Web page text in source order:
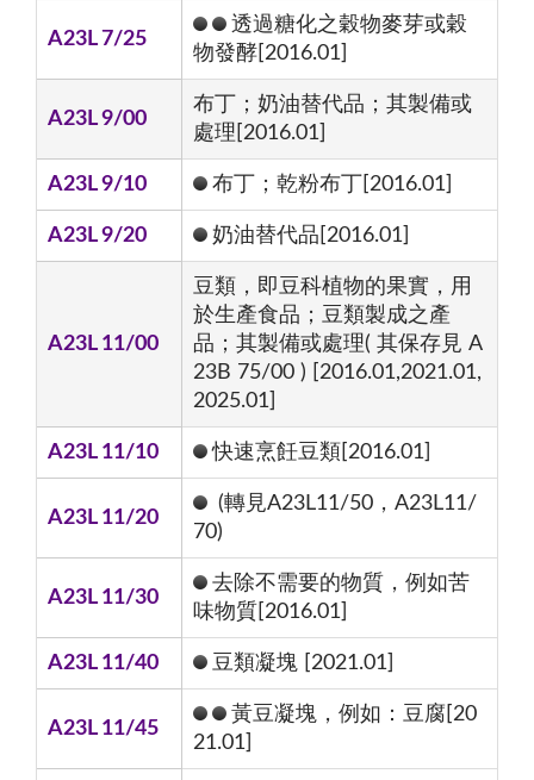
A23L 7/25
透過糖化之穀物麥芽或穀
物發酵[2016.01]
A23L 9/00
布丁；奶油替代品；其製備或
處理[2016.01]
A23L 9/10 布丁；乾粉布丁[2016.01]
A23L 9/20 奶油替代品[2016.01]
A23L 11/00
豆類，即豆科植物的果實，用
於生產食品；豆類製成之產
品；其製備或處理( 其保存見 A
23B 75/00 ) [2016.01,2021.01,
2025.01]
A23L 11/10 快速烹飪豆類[2016.01]
A23L 11/20
(轉見A23L11/50，A23L11/
70)
A23L 11/30
去除不需要的物質，例如苦
味物質[2016.01]
A23L 11/40 豆類凝塊 [2021.01]
A23L 11/45
黃豆凝塊，例如：豆腐[20
21.01]